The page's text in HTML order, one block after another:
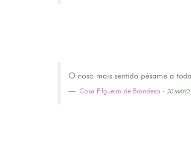
O noso mais sentido pésame a
Casa Filgueira de Brandeso - 20 MAYO